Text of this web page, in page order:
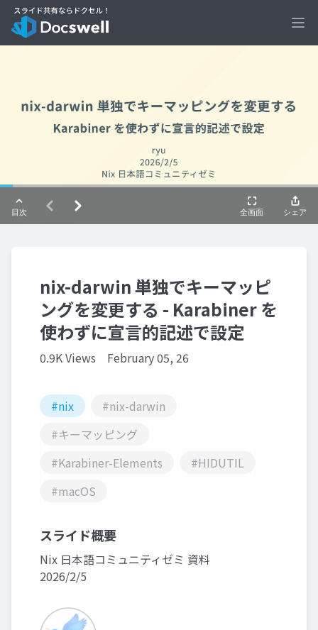
nix-darwin 単独でキーマッピ
ングを変更する - Karabiner を
使わずに宣言的記述で設定
0.9K Views February 05, 26
#nix
#nix-darwin
#キーマッピング
#Karabiner-Elements
#HIDUTIL
#macOS
スライド概要
Nix 日本語コミュニティゼミ 資料
2026/2/5